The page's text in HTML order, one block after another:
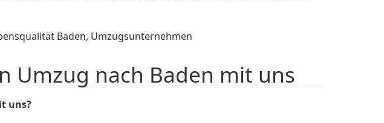
Baden, Umzugsunternehmen
Umzug nach Baden mit uns
uns?